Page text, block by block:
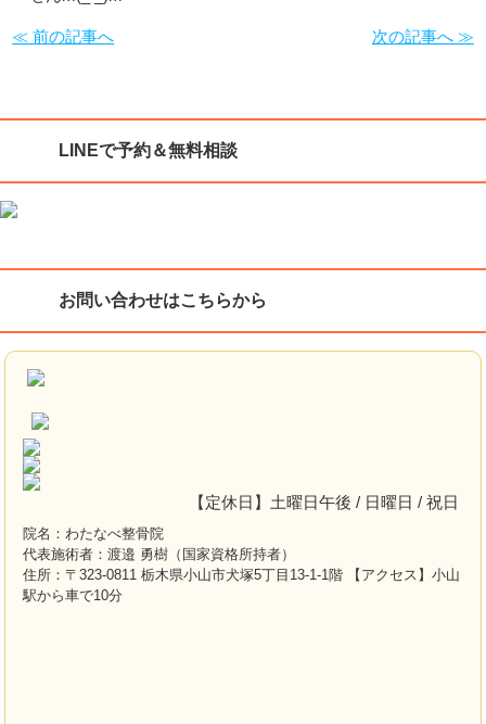
≪ 前の記事へ 次の記事へ ≫
LINEで予約＆無料相談
お問い合わせはこちらから
【定休日】土曜日午後 / 日曜日 / 祝日
院名：わたなべ整骨院
代表施術者：渡邉 勇樹（国家資格所持者）
住所：〒323-0811 栃木県小山市犬塚5丁目13-1-1階 【アクセス】小山
駅から車で10分